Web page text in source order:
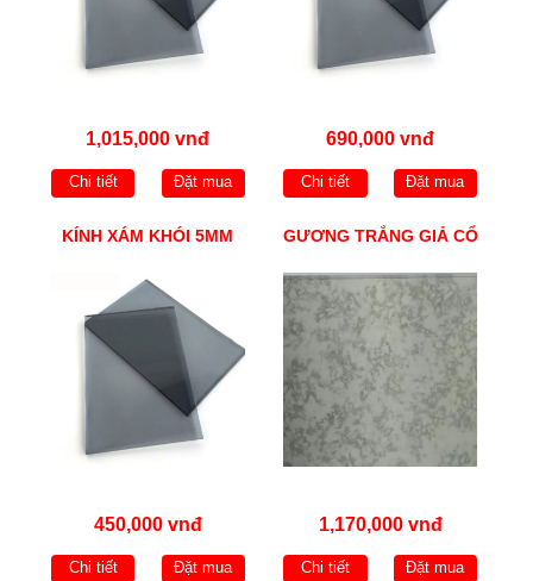
1,015,000 vnđ
Chi tiết Đặt mua
690,000 vnđ
Chi tiết Đặt mua
KÍNH XÁM KHÓI 5MM
450,000 vnđ
Chi tiết Đặt mua
GƯƠNG TRẮNG GIẢ CỔ
1,170,000 vnđ
Chi tiết Đặt mua